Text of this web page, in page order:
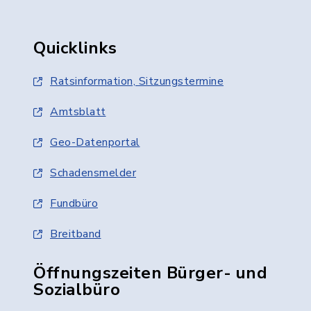
Quicklinks
Ratsinformation, Sitzungstermine
Amtsblatt
Geo-Datenportal
Schadensmelder
Fundbüro
Breitband
Öffnungszeiten Bürger- und
Sozialbüro